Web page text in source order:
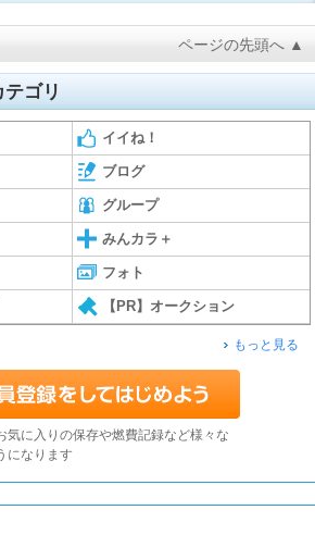
ページの先頭へ ▲
ゴリ
イイね！
ブログ
グループ
みんカラ＋
フォト
【PR】オークション
もっと見る
気に入りの保存や燃費記録など様々な
になります